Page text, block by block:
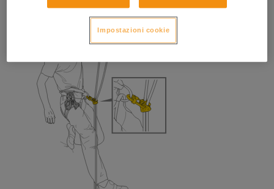
Impostazioni cookie